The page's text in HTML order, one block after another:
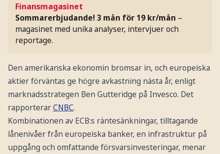
Finansmagasinet
Sommarerbjudande! 3 mån för 19 kr/mån –
magasinet med unika analyser, intervjuer och
reportage.
Den amerikanska ekonomin bromsar in, och europeiska
aktier förväntas ge högre avkastning nästa år, enligt
marknadsstrategen Ben Gutteridge på Invesco. Det
rapporterarCNBC.
Kombinationen av ECB:s räntesänkningar, tilltagande
lånenivåer från europeiska banker, en infrastruktur på
uppgång och omfattande försvarsinvesteringar, menar